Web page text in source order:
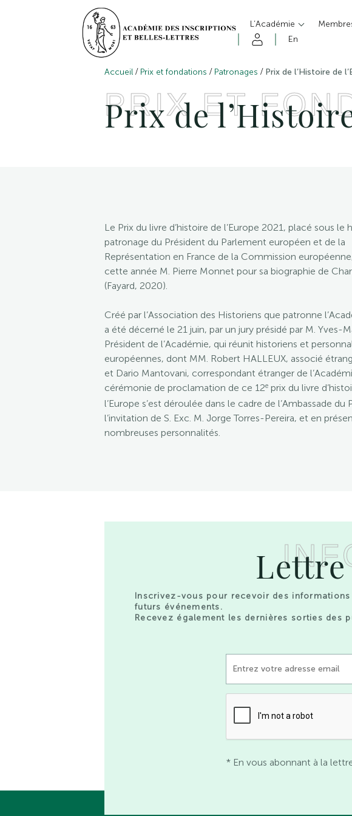
L’Académie
En
Accueil / Prix et fondations / Patronages / Prix de l’Histoire de
PRIX ET
Prix de
Le Prix du livre d’histoire de l’Europe 2021, placé sous le
patronage du Président du Parlement européen et de la
Représentation en France de la Commission
cette année M. Pierre Monnet pour sa biographie de
(Fayard, 2020).
Créé par l’Association des Historiens que patronne
a été décerné le 21 juin, par un jury présidé par M. Yves-
Président de l’Académie, qui réunit historiens et
européennes, dont MM. Robert HALLEUX, associé
et Dario Mantovani, correspondant étranger de
cérémonie de proclamation de ce 12e prix du livre
l’Europe s’est déroulée dans le cadre de l’Ambassade du
l’invitation de S. Exc. M. Jorge Torres-Pereira, et en
nombreuses personnalités.
Inscrivez-vous pour recevoir des
futurs événements.
Recevez également les dernières sorties des
* En vous abonnant à la